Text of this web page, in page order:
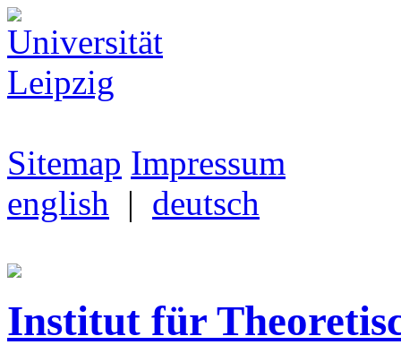
Sitemap Impressum
english | deutsch
Institut für